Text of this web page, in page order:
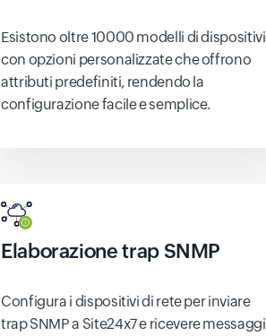
Esistono oltre 10000 modelli di dispositivi
con opzioni personalizzate che offrono
attributi predefiniti, rendendo la
configurazione facile e semplice.
Elaborazione trap SNMP
Configura i dispositivi di rete per inviare
trap SNMP a Site24x7 e ricevere messaggi